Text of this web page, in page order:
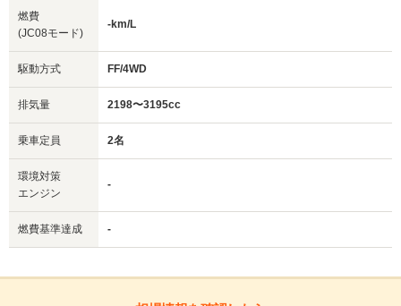
燃費
(JC08モード)
-km/L
駆動方式 FF/4WD
排気量 2198〜3195cc
乗車定員 2名
環境対策
エンジン
-
燃費基準達成 -